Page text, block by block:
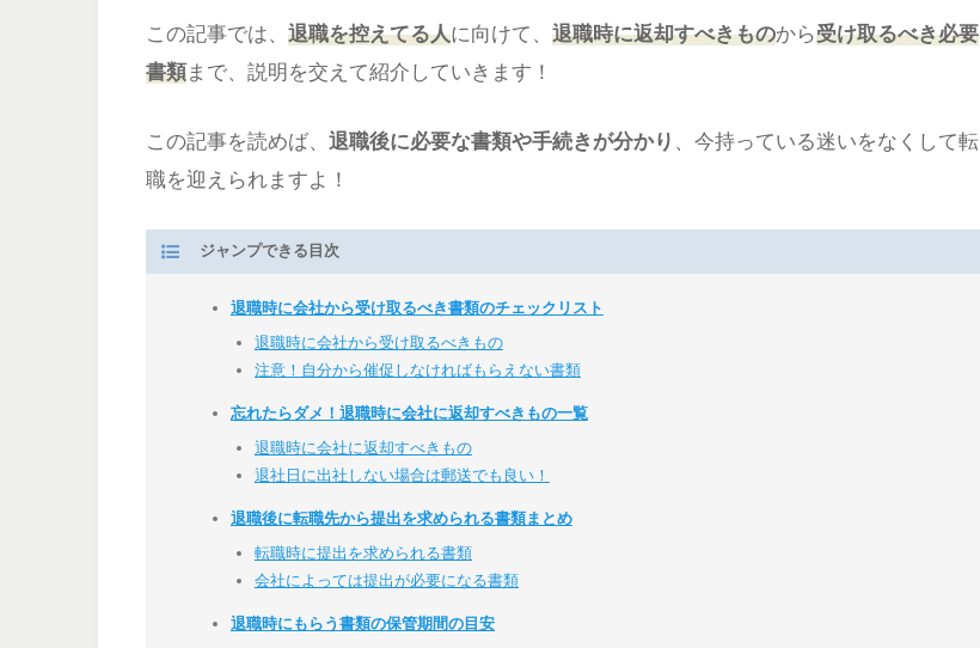
この記事では、 退職を控えてる人に向けて、 退職時に返却すべきものから受け取るべき必要
書類まで、説明を交えて紹介していきます！
この記事を読めば、 退職後に必要な書類や手続きが分かり
、今持っている迷いをなくして転
職を迎えられますよ！
ジャンプできる目次
退職時に会社から受け取るべき書類のチェックリスト
退職時に会社から受け取るべきもの
注意！自分から催促しなければもらえない書類
忘れたらダメ！退職時に会社に返却すべきもの一覧
退職時に会社に返却すべきもの
退社日に出社しない場合は郵送でも良い！
退職後に転職先から提出を求められる書類まとめ
転職時に提出を求められる書類
会社によっては提出が必要になる書類
退職時にもらう書類の保管期間の目安